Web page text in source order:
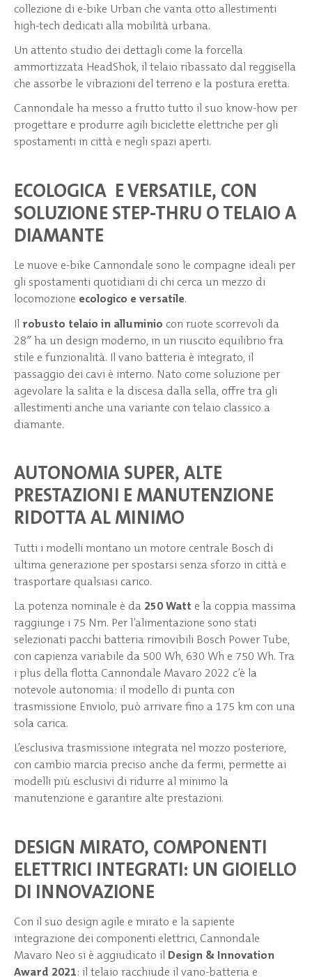
collezione di e-bike Urban che vanta otto allestimenti
high-tech dedicati alla mobilità urbana.
Un attento studio dei dettagli come la forcella
ammortizzata HeadShok, il telaio ribassato dal reggisella
che assorbe le vibrazioni del terreno e la postura eretta.
Cannondale ha messo a frutto tutto il suo know-how per
progettare e produrre agili biciclette elettriche per gli
spostamenti in città e negli spazi aperti.
ECOLOGICA E VERSATILE, CON
SOLUZIONE STEP-THRU O TELAIO A
DIAMANTE
Le nuove e-bike Cannondale sono le compagne ideali per
gli spostamenti quotidiani di chi cerca un mezzo di
locomozione ecologico e versatile.
Il robusto telaio in alluminio con ruote scorrevoli da
28″ ha un design moderno, in un riuscito equilibrio fra
stile e funzionalità. Il vano batteria è integrato, il
passaggio dei cavi è interno. Nato come soluzione per
agevolare la salita e la discesa dalla sella, offre tra gli
allestimenti anche una variante con telaio classico a
diamante.
AUTONOMIA SUPER, ALTE
PRESTAZIONI E MANUTENZIONE
RIDOTTA AL MINIMO
Tutti i modelli montano un motore centrale Bosch di
ultima generazione per spostarsi senza sforzo in città e
trasportare qualsiasi carico.
La potenza nominale è da 250 Watt e la coppia massima
raggiunge i 75 Nm. Per l’alimentazione sono stati
selezionati pacchi batteria rimovibili Bosch Power Tube,
con capienza variabile da 500 Wh, 630 Wh e 750 Wh. Tra
i plus della flotta Cannondale Mavaro 2022 c’è la
notevole autonomia: il modello di punta con
trasmissione Enviolo, può arrivare fino a 175 km con una
sola carica.
L’esclusiva trasmissione integrata nel mozzo posteriore,
con cambio marcia preciso anche da fermi, permette ai
modelli più esclusivi di ridurre al minimo la
manutenzione e garantire alte prestazioni.
DESIGN MIRATO, COMPONENTI
ELETTRICI INTEGRATI: UN GIOIELLO
DI INNOVAZIONE
Con il suo design agile e mirato e la sapiente
integrazione dei componenti elettrici, Cannondale
Mavaro Neo si è aggiudicato il Design & Innovation
Award 2021: il telaio racchiude il vano-batteria e